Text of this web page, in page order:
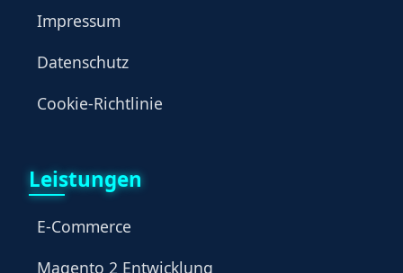
Impressum
Datenschutz
Cookie-Richtlinie
Leistungen
E-Commerce
Magento 2 Entwicklung